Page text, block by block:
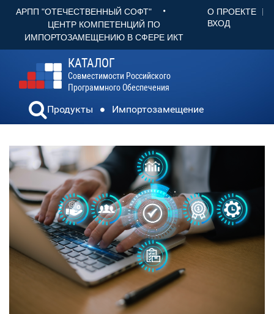
АРПП "ОТЕЧЕСТВЕННЫЙ СОФТ" •
ЦЕНТР КОМПЕТЕНЦИЙ ПО
ИМПОРТОЗАМЕЩЕНИЮ В СФЕРЕ ИКТ
О ПРОЕКТЕ
ВХОД
КАТАЛОГ
Совместимости Российского
Программного Обеспечения
Продукты Импортозамещение